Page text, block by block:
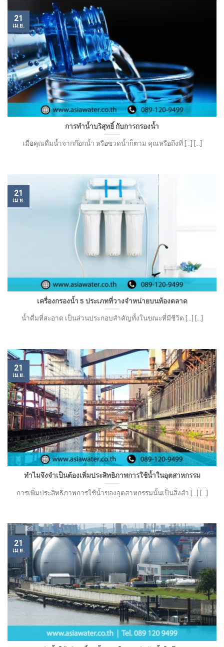
การทำน้ำบริสุทธิ์ กับการกรองน้ำ
เมื่อคุณดื่มน้ำจากก๊อกน้ำ หรือขวดน้ำก็ตาม คุณหรือถึงที่ [...] [...]
21
เม.ย.
เครื่องกรองน้ำ 5 ประเภทที่วางจำหน่ายบนท้องตลาด
น้ำดื่มที่สะอาด เป็นส่วนประกอบสำคัญทั้งในขณะที่มีชีวิต [...] [...]
21
เม.ย.
ทำไมจึงจำเป็นต้องเพิ่มประสิทธิภาพการใช้น้ำในอุตสาหกรรม
การเพิ่มประสิทธิภาพการใช้น้ำของอุตสาหกรรมนั้นเป็นสิ่งสำ [...] [...]
21
เม.ย.
21
เม.ย.